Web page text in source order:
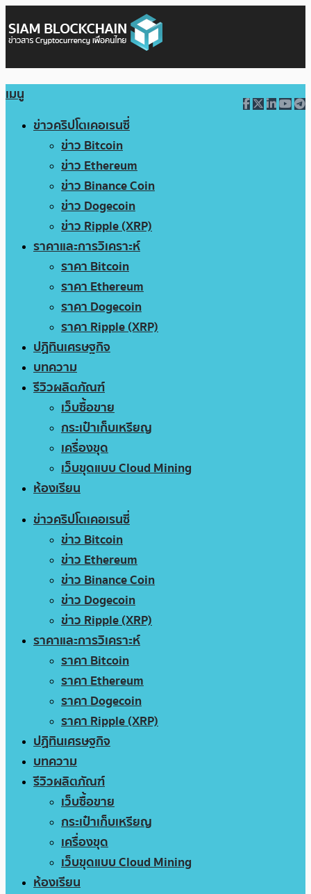
เมนู
ข่าวคริปโตเคอเรนซี่
ข่าว Bitcoin
ข่าว Ethereum
ข่าว Binance Coin
ข่าว Dogecoin
ข่าว Ripple (XRP)
ราคาและการวิเคราะห์
ราคา Bitcoin
ราคา Ethereum
ราคา Dogecoin
ราคา Ripple (XRP)
ปฏิทินเศรษฐกิจ
บทความ
รีวิวผลิตภัณฑ์
เว็บซื้อขาย
กระเป๋าเก็บเหรียญ
เครื่องขุด
เว็บขุดแบบ Cloud Mining
ห้องเรียน
ข่าวคริปโตเคอเรนซี่
ข่าว Bitcoin
ข่าว Ethereum
ข่าว Binance Coin
ข่าว Dogecoin
ข่าว Ripple (XRP)
ราคาและการวิเคราะห์
ราคา Bitcoin
ราคา Ethereum
ราคา Dogecoin
ราคา Ripple (XRP)
ปฏิทินเศรษฐกิจ
บทความ
รีวิวผลิตภัณฑ์
เว็บซื้อขาย
กระเป๋าเก็บเหรียญ
เครื่องขุด
เว็บขุดแบบ Cloud Mining
ห้องเรียน